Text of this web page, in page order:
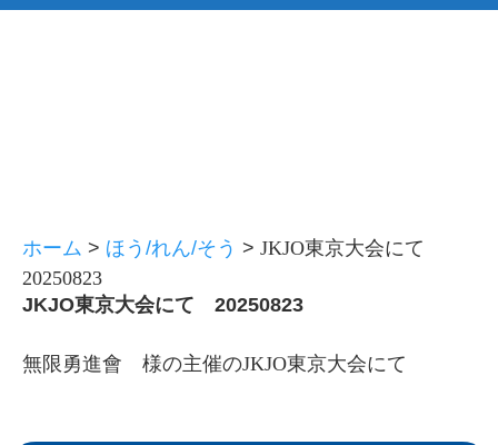
ホーム > ほう/れん/そう > JKJO東京大会にて
20250823
JKJO東京大会にて 20250823
無限勇進會 様の主催のJKJO東京大会にて